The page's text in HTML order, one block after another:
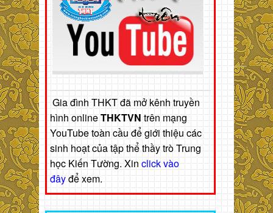
Gia đình THKT đã mở kênh truyền
hình onlineTHKTVN trên mạng
YouTube toàn cầu để giới thiệu các
sinh hoạt của tập thể thầy trò Trung
học Kiến Tường. Xin click vào
đâyđể xem.